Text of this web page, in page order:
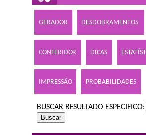
GERADOR DESDOBRAMENTOS
CONFERIDOR DICAS
IMPRESSÃO PROBABILIDADES
BUSCAR RESULTADO ESPECIFICO: